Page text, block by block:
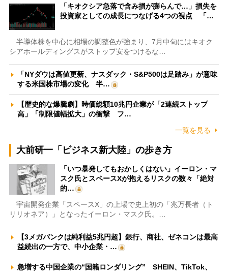
「キオクシア急落で含み損が膨らんで…」損失を
投資家としての成長につなげる4つの視点 「…
半導体株を中心に相場の調整色が強まり、7月中旬にはキオク
シアホールディングスがストップ安をつけるな…
「NYダウは高値更新、ナスダック・S&P500は足踏み」が意味
する米国株市場の変化 半…
【歴史的な爆騰劇】時価総額10兆円企業が「2連続ストップ
高」「制限値幅拡大」の衝撃 フ…
一覧を見る
大前研一「ビジネス新大陸」の歩き方
「いつ暴発してもおかしくはない」イーロン・マ
スク氏とスペースXが抱えるリスクの数々「絶対
的…
宇宙開発企業「スペースX」の上場で史上初の「兆万長者（ト
リリオネア）」となったイーロン・マスク氏。…
【3メガバンクは純利益5兆円超】銀行、商社、ゼネコンは最高
益続出の一方で、中小企業・…
急増する中国企業の“国籍ロンダリング” SHEIN、TikTok、